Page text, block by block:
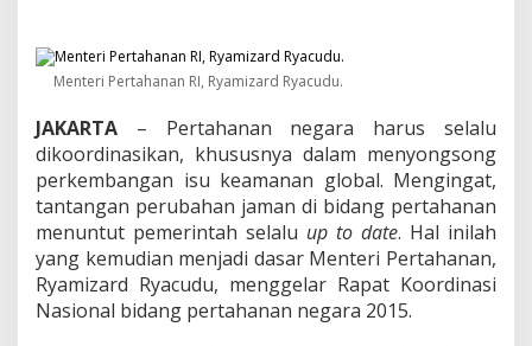
a
h
n
N
e
g
a
r
a
B
Menteri Pertahanan RI, Ryamizard Ryacudu.
JAKARTA – Pertahanan negara harus selalu
dikoordinasikan, khususnya dalam menyongsong
perkembangan isu keamanan global. Mengingat,
tantangan perubahan jaman di bidang pertahanan
menuntut pemerintah selalu up to date. Hal inilah
yang kemudian menjadi dasar Menteri Pertahanan,
Ryamizard Ryacudu, menggelar Rapat Koordinasi
Nasional bidang pertahanan negara 2015.